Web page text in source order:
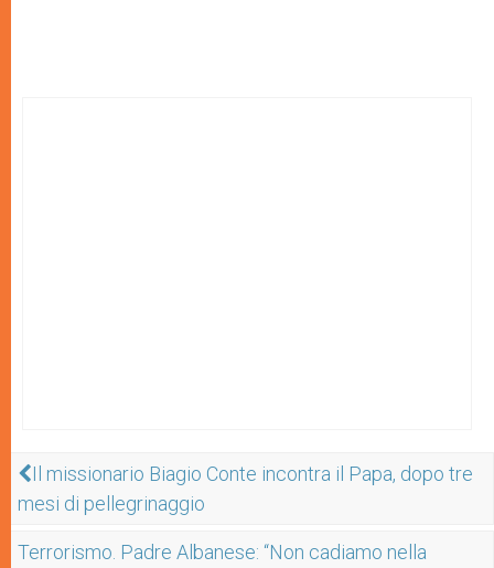
Il missionario Biagio Conte incontra il Papa, dopo tre
mesi di pellegrinaggio
Terrorismo. Padre Albanese: “Non cadiamo nella